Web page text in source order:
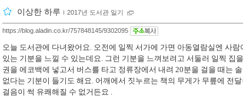
이상한 하루 ｌ 2017년 도서관 일기
https://blog.aladin.co.kr/757848145/9302095
오늘 도서관에 다녀왔어요. 오전에 일찍 서가에 가면 아동열람실엔 사람
있는 기분을 느낄 수 있는데요. 그런 기분을 느껴보려고 서둘러 일찍 집
권을 에코백에 넣고서 버스를 타고 정류장에서 내려 20분을 걸을 때는
없다는 기분이 들기도 해요. 어깨에서 짓누르는 책의 무게가 무릎에 전
걸음이 썩 유쾌해질 수 없거든요 .